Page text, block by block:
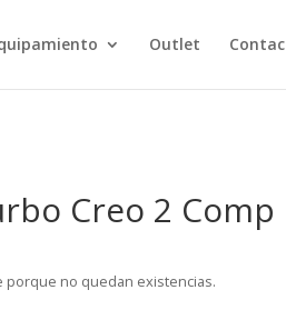
Outlet
Creo 2 Comp
no quedan existencias.